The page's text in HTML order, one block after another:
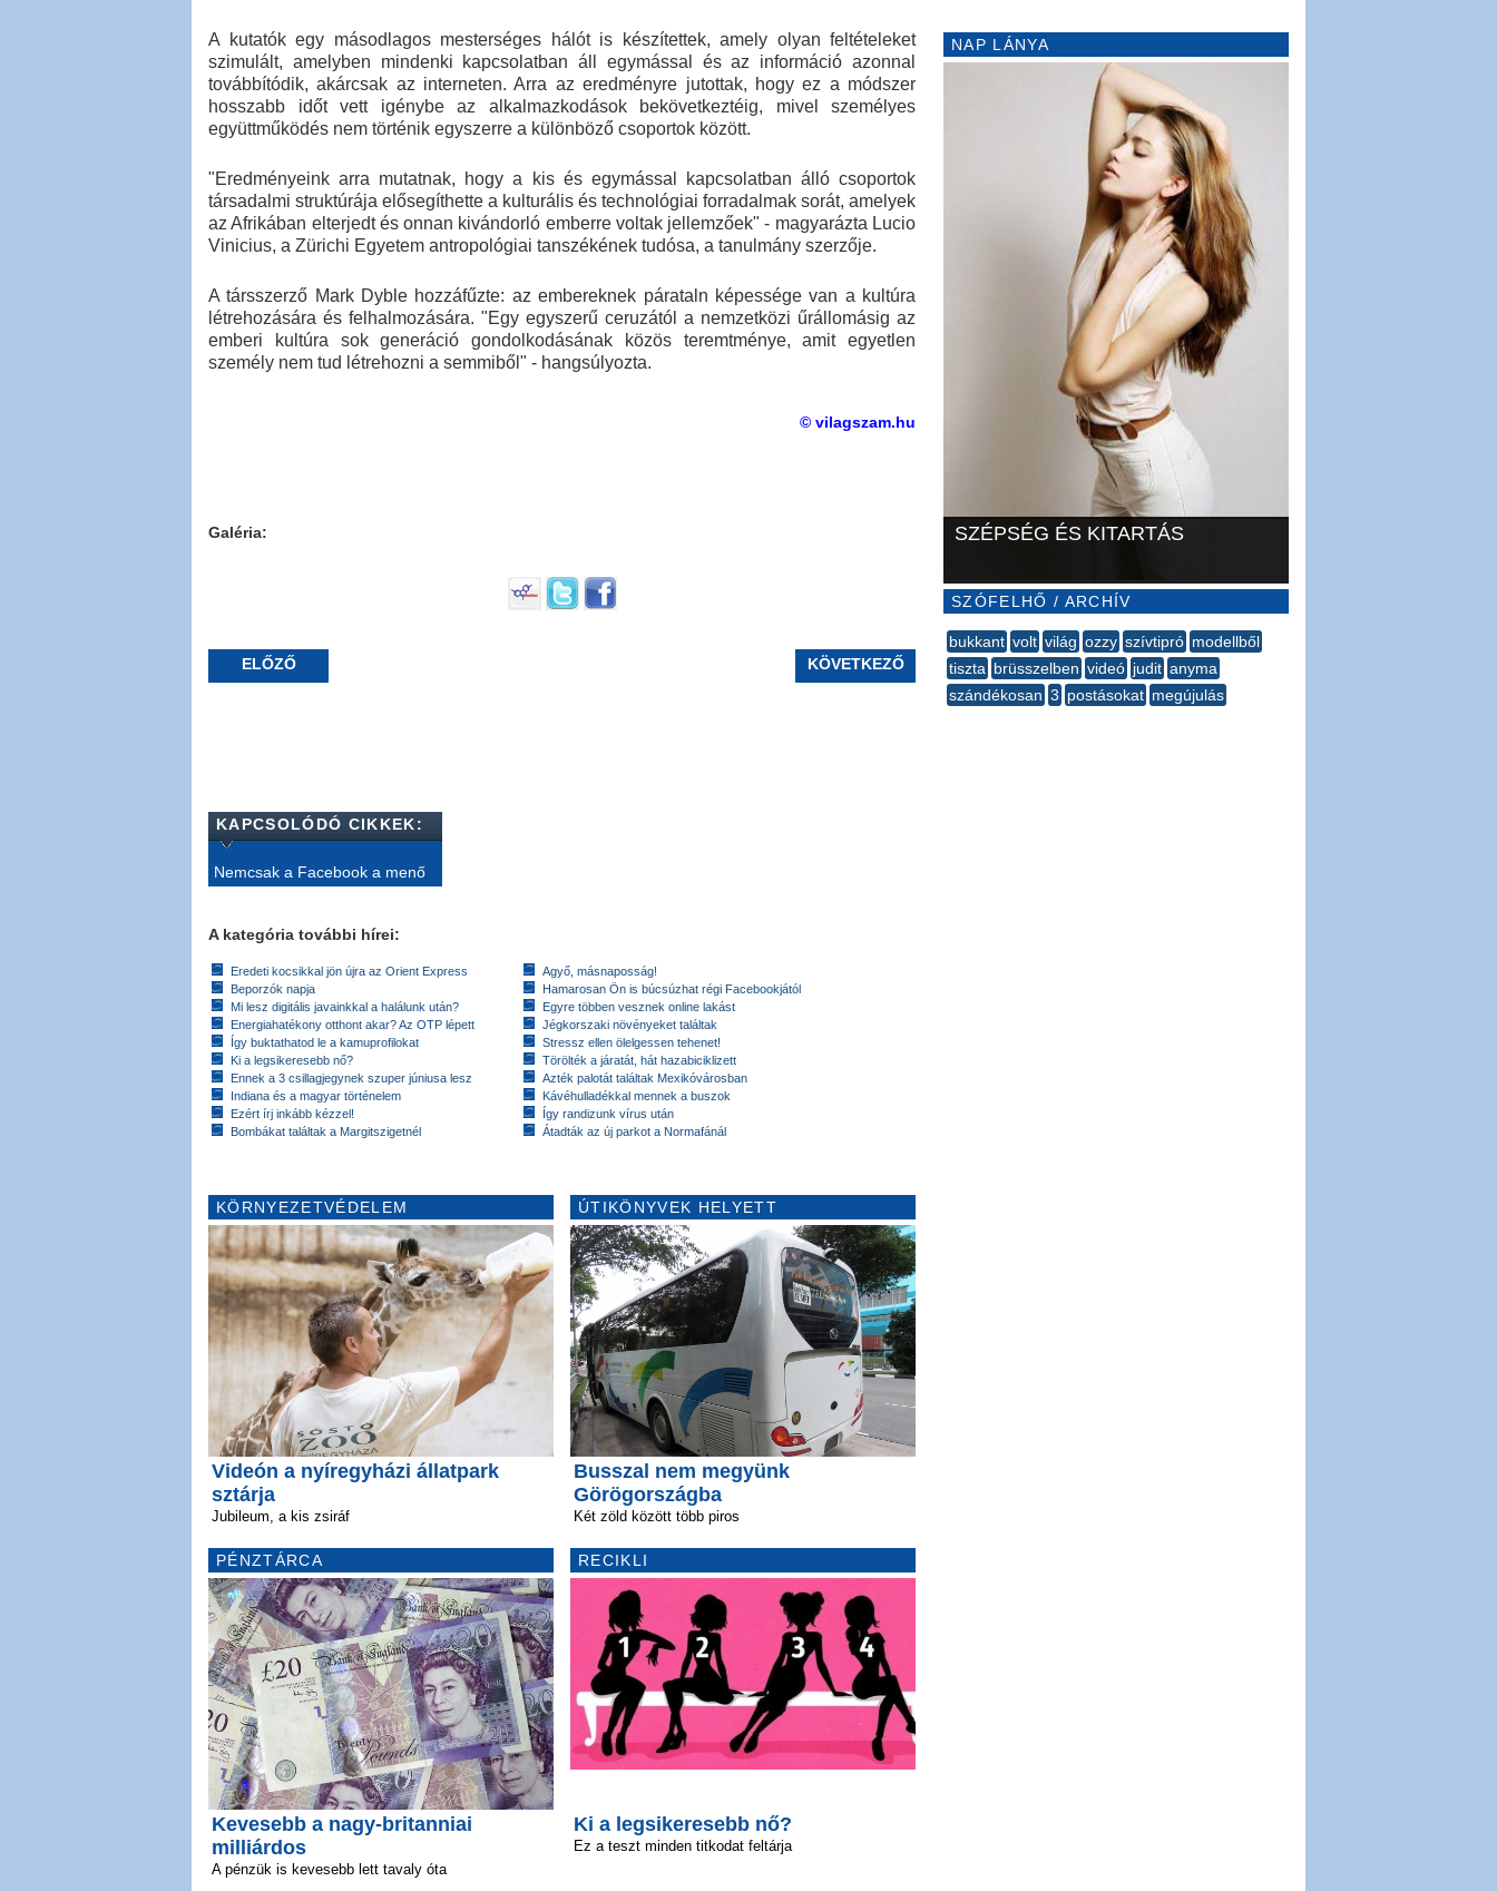
A kutatók egy másodlagos mesterséges hálót is készítettek, amely olyan feltételeket
szimulált, amelyben mindenki kapcsolatban áll egymással és az információ azonnal
továbbítódik, akárcsak az interneten. Arra az eredményre jutottak, hogy ez a módszer
hosszabb időt vett igénybe az alkalmazkodások bekövetkeztéig, mivel személyes
együttműködés nem történik egyszerre a különböző csoportok között.
"Eredményeink arra mutatnak, hogy a kis és egymással kapcsolatban álló csoportok
társadalmi struktúrája elősegíthette a kulturális és technológiai forradalmak sorát, amelyek
az Afrikában elterjedt és onnan kivándorló emberre voltak jellemzőek" - magyarázta Lucio
Vinicius, a Zürichi Egyetem antropológiai tanszékének tudósa, a tanulmány szerzője.
A társszerző Mark Dyble hozzáfűzte: az embereknek párataln képessége van a kultúra
létrehozására és felhalmozására. "Egy egyszerű ceruzától a nemzetközi űrállomásig az
emberi kultúra sok generáció gondolkodásának közös teremtménye, amit egyetlen
személy nem tud létrehozni a semmiből" - hangsúlyozta.
© vilagszam.hu
Galéria:
ELŐZŐ KÖVETKEZŐ
KAPCSOLÓDÓ CIKKEK:
Nemcsak a Facebook a menő
A kategória további hírei:
Eredeti kocsikkal jön újra az Orient Express
Beporzók napja
Mi lesz digitális javainkkal a halálunk után?
Energiahatékony otthont akar? Az OTP lépett
Így buktathatod le a kamuprofilokat
Ki a legsikeresebb nő?
Ennek a 3 csillagjegynek szuper júniusa lesz
Indiana és a magyar történelem
Ezért írj inkább kézzel!
Bombákat találtak a Margitszigetnél
Agyő, másnaposság!
Hamarosan Ön is búcsúzhat régi Facebookjától
Egyre többen vesznek online lakást
Jégkorszaki növényeket találtak
Stressz ellen ölelgessen tehenet!
Törölték a járatát, hát hazabiciklizett
Azték palotát találtak Mexikóvárosban
Kávéhulladékkal mennek a buszok
Így randizunk vírus után
Átadták az új parkot a Normafánál
KÖRNYEZETVÉDELEM
Videón a nyíregyházi állatpark
sztárja
Jubileum, a kis zsiráf
PÉNZTÁRCA
Kevesebb a nagy-britanniai
milliárdos
A pénzük is kevesebb lett tavaly óta
ÚTIKÖNYVEK HELYETT
Busszal nem megyünk
Görögországba
Két zöld között több piros
RECIKLI
Ki a legsikeresebb nő?
Ez a teszt minden titkodat feltárja
NAP LÁNYA
SZÉPSÉG ÉS KITARTÁS
SZÓFELHŐ / ARCHÍV
bukkant volt világ ozzy szívtipró modellből
tiszta brüsszelben videó judit anyma
szándékosan 3 postásokat megújulás